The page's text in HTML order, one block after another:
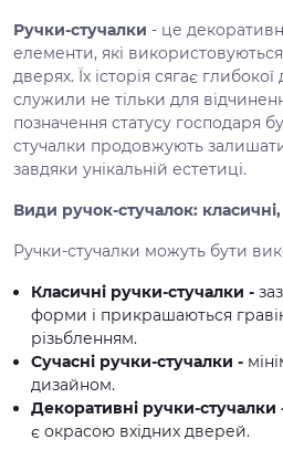
Ручки-стучалки - це
елементи, які
дверях. Їх історія сягає
служили не тільки для
позначення статусу господаря
стучалки продовжують
завдяки унікальній естетиці.
Види ручок-стучалок:
Ручки-стучалки можуть бути
Класичні ручки-стучалки -
форми і прикрашаються
різьбленням.
Сучасні ручки-стучалки -
дизайном.
Декоративні ручки-стучалки
є окрасою вхідних дверей.